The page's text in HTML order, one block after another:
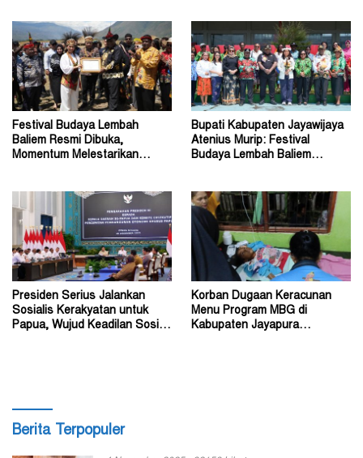
Festival Budaya Lembah
Baliem Resmi Dibuka,
Momentum Melestarikan
Bupati Kabupaten Jayawijaya
Atenius Murip: Festival
Budaya Lembah Baliem
Presiden Serius Jalankan
Sosialis Kerakyatan untuk
Papua, Wujud Keadilan Sosial
Korban Dugaan Keracunan
Menu Program MBG di
Kabupaten Jayapura
Berita Terpopuler